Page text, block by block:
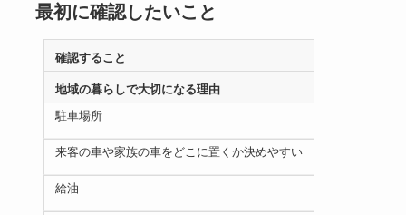
最初に確認したいこと
確認すること
地域の暮らしで大切になる理由
駐車場所
来客の車や家族の車をどこに置くか決めやすい
給油